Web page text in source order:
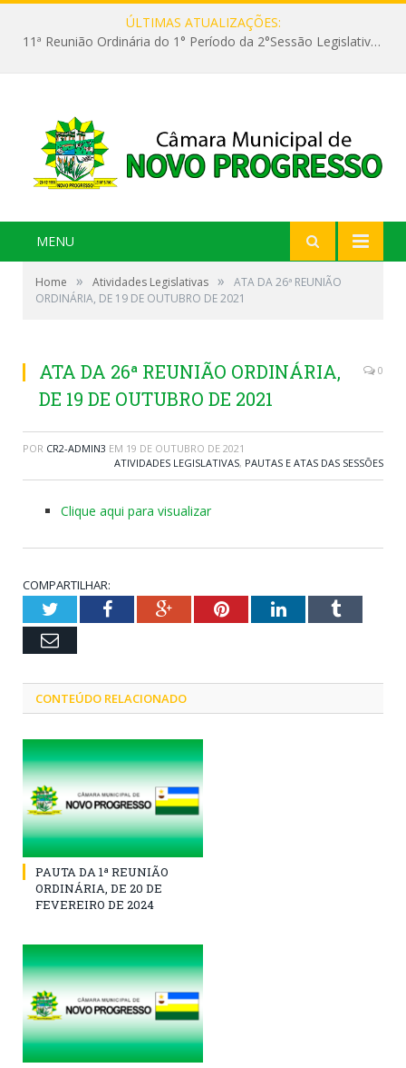
ÚLTIMAS ATUALIZAÇÕES:
11ª Reunião Ordinária do 1° Período da 2°Sessão Legislativa da 9ª Legislatura do Poder Legislativo
MENU
Home » Atividades Legislativas »
ATA DA 26ª REUNIÃO
ORDINÁRIA, DE 19 DE OUTUBRO DE 2021
ATA DA 26ª REUNIÃO ORDINÁRIA,
DE 19 DE OUTUBRO DE 2021
0
POR CR2-ADMIN3 EM 19 DE OUTUBRO DE 2021
ATIVIDADES LEGISLATIVAS, PAUTAS E ATAS DAS SESSÕES
Clique aqui para visualizar
COMPARTILHAR:
TwitterFacebookGoogle+PinterestLinkedInTumblr
Email
CONTEÚDO RELACIONADO
PAUTA DA 1ª REUNIÃO
ORDINÁRIA, DE 20 DE
FEVEREIRO DE 2024